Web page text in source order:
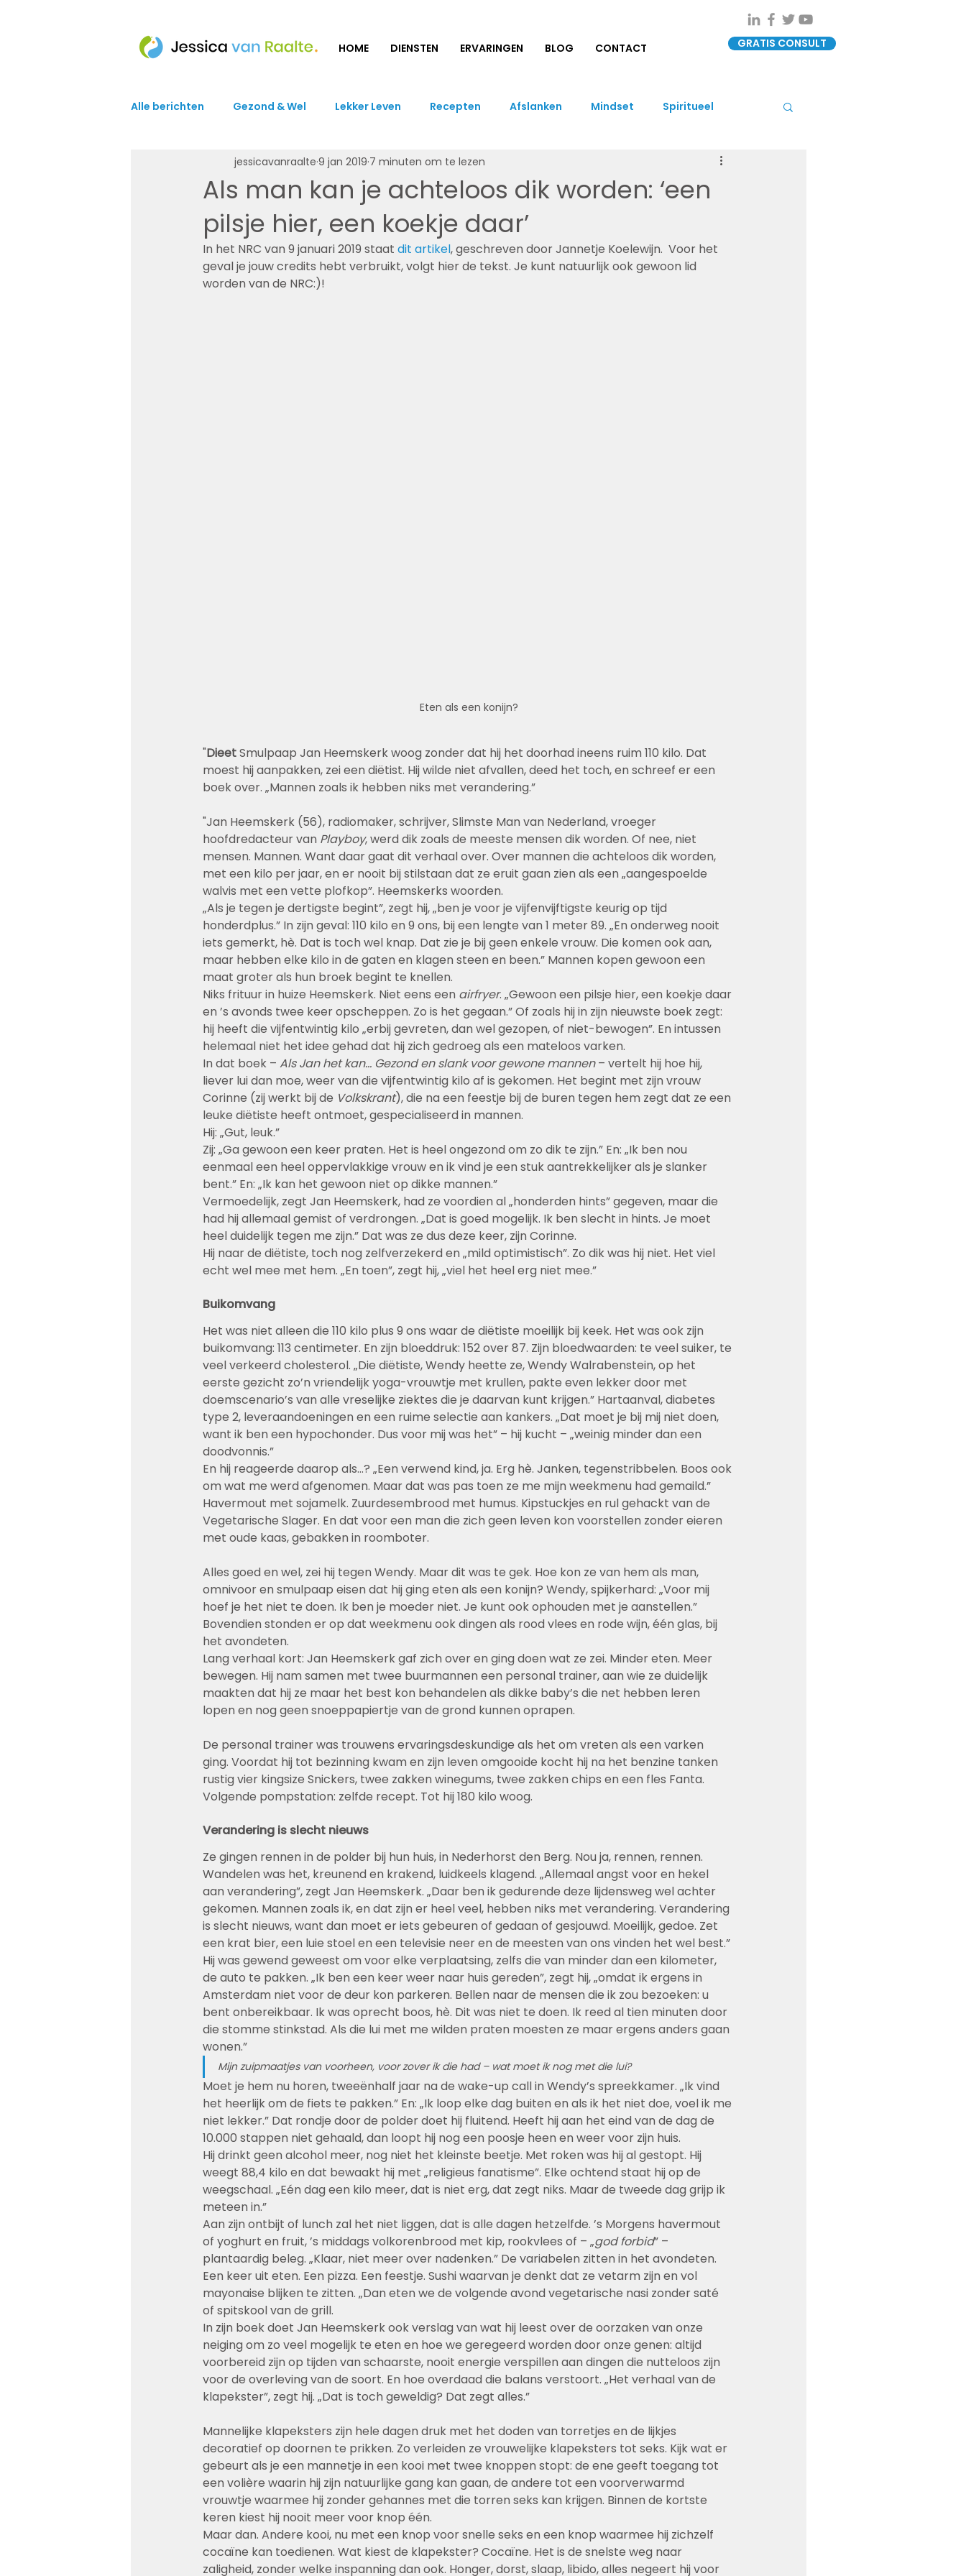
HOME DIENSTEN ERVARINGEN BLOG CONTACT GRATIS CONSULT
Alle berichten Gezond & Wel Lekker Leven Recepten Afslanken Mindset Spiritueel
Als man kan je achteloos dik worden: ‘een
pilsje hier, een koekje daar’
jessicavanraalte 9 jan 2019 7 minuten om te lezen
In het NRC van 9 januari 2019 staat dit artikel, geschreven door Jannetje Koelewijn.  Voor het
geval je jouw credits hebt verbruikt, volgt hier de tekst. Je kunt natuurlijk ook gewoon lid
worden van de NRC:)!
Eten als een konijn?
"Dieet Smulpaap Jan Heemskerk woog zonder dat hij het doorhad ineens ruim 110 kilo. Dat
moest hij aanpakken, zei een diëtist. Hij wilde niet afvallen, deed het toch, en schreef er een
boek over. „Mannen zoals ik hebben niks met verandering.”
"Jan Heemskerk (56), radiomaker, schrijver, Slimste Man van Nederland, vroeger
hoofdredacteur van Playboy, werd dik zoals de meeste mensen dik worden. Of nee, niet
mensen. Mannen. Want daar gaat dit verhaal over. Over mannen die achteloos dik worden,
met een kilo per jaar, en er nooit bij stilstaan dat ze eruit gaan zien als een „aangespoelde
walvis met een vette plofkop”. Heemskerks woorden.
„Als je tegen je dertigste begint”, zegt hij, „ben je voor je vijfenvijftigste keurig op tijd
honderdplus.” In zijn geval: 110 kilo en 9 ons, bij een lengte van 1 meter 89. „En onderweg nooit
iets gemerkt, hè. Dat is toch wel knap. Dat zie je bij geen enkele vrouw. Die komen ook aan,
maar hebben elke kilo in de gaten en klagen steen en been.” Mannen kopen gewoon een
maat groter als hun broek begint te knellen.
Niks frituur in huize Heemskerk. Niet eens een airfryer. „Gewoon een pilsje hier, een koekje daar
en ’s avonds twee keer opscheppen. Zo is het gegaan.” Of zoals hij in zijn nieuwste boek zegt:
hij heeft die vijfentwintig kilo „erbij gevreten, dan wel gezopen, of niet-bewogen”. En intussen
helemaal niet het idee gehad dat hij zich gedroeg als een mateloos varken.
In dat boek – Als Jan het kan… Gezond en slank voor gewone mannen – vertelt hij hoe hij,
liever lui dan moe, weer van die vijfentwintig kilo af is gekomen. Het begint met zijn vrouw
Corinne (zij werkt bij de Volkskrant), die na een feestje bij de buren tegen hem zegt dat ze een
leuke diëtiste heeft ontmoet, gespecialiseerd in mannen.
Hij: „Gut, leuk.”
Zij: „Ga gewoon een keer praten. Het is heel ongezond om zo dik te zijn.” En: „Ik ben nou
eenmaal een heel oppervlakkige vrouw en ik vind je een stuk aantrekkelijker als je slanker
bent.” En: „Ik kan het gewoon niet op dikke mannen.”
Vermoedelijk, zegt Jan Heemskerk, had ze voordien al „honderden hints” gegeven, maar die
had hij allemaal gemist of verdrongen. „Dat is goed mogelijk. Ik ben slecht in hints. Je moet
heel duidelijk tegen me zijn.” Dat was ze dus deze keer, zijn Corinne.
Hij naar de diëtiste, toch nog zelfverzekerd en „mild optimistisch”. Zo dik was hij niet. Het viel
echt wel mee met hem. „En toen”, zegt hij, „viel het heel erg niet mee.”
Buikomvang
Het was niet alleen die 110 kilo plus 9 ons waar de diëtiste moeilijk bij keek. Het was ook zijn
buikomvang: 113 centimeter. En zijn bloeddruk: 152 over 87. Zijn bloedwaarden: te veel suiker, te
veel verkeerd cholesterol. „Die diëtiste, Wendy heette ze, Wendy Walrabenstein, op het
eerste gezicht zo’n vriendelijk yoga-vrouwtje met krullen, pakte even lekker door met
doemscenario’s van alle vreselijke ziektes die je daarvan kunt krijgen.” Hartaanval, diabetes
type 2, leveraandoeningen en een ruime selectie aan kankers. „Dat moet je bij mij niet doen,
want ik ben een hypochonder. Dus voor mij was het” – hij kucht – „weinig minder dan een
doodvonnis.”
En hij reageerde daarop als…? „Een verwend kind, ja. Erg hè. Janken, tegenstribbelen. Boos ook
om wat me werd afgenomen. Maar dat was pas toen ze me mijn weekmenu had gemaild.”
Havermout met sojamelk. Zuurdesembrood met humus. Kipstuckjes en rul gehackt van de
Vegetarische Slager. En dat voor een man die zich geen leven kon voorstellen zonder eieren
met oude kaas, gebakken in roomboter.
Alles goed en wel, zei hij tegen Wendy. Maar dit was te gek. Hoe kon ze van hem als man,
omnivoor en smulpaap eisen dat hij ging eten als een konijn? Wendy, spijkerhard: „Voor mij
hoef je het niet te doen. Ik ben je moeder niet. Je kunt ook ophouden met je aanstellen.”
Bovendien stonden er op dat weekmenu ook dingen als rood vlees en rode wijn, één glas, bij
het avondeten.
Lang verhaal kort: Jan Heemskerk gaf zich over en ging doen wat ze zei. Minder eten. Meer
bewegen. Hij nam samen met twee buurmannen een personal trainer, aan wie ze duidelijk
maakten dat hij ze maar het best kon behandelen als dikke baby’s die net hebben leren
lopen en nog geen snoeppapiertje van de grond kunnen oprapen.
De personal trainer was trouwens ervaringsdeskundige als het om vreten als een varken
ging. Voordat hij tot bezinning kwam en zijn leven omgooide kocht hij na het benzine tanken
rustig vier kingsize Snickers, twee zakken winegums, twee zakken chips en een fles Fanta.
Volgende pompstation: zelfde recept. Tot hij 180 kilo woog.
Verandering is slecht nieuws
Ze gingen rennen in de polder bij hun huis, in Nederhorst den Berg. Nou ja, rennen, rennen.
Wandelen was het, kreunend en krakend, luidkeels klagend. „Allemaal angst voor en hekel
aan verandering”, zegt Jan Heemskerk. „Daar ben ik gedurende deze lijdensweg wel achter
gekomen. Mannen zoals ik, en dat zijn er heel veel, hebben niks met verandering. Verandering
is slecht nieuws, want dan moet er iets gebeuren of gedaan of gesjouwd. Moeilijk, gedoe. Zet
een krat bier, een luie stoel en een televisie neer en de meesten van ons vinden het wel best.”
Hij was gewend geweest om voor elke verplaatsing, zelfs die van minder dan een kilometer,
de auto te pakken. „Ik ben een keer weer naar huis gereden”, zegt hij, „omdat ik ergens in
Amsterdam niet voor de deur kon parkeren. Bellen naar de mensen die ik zou bezoeken: u
bent onbereikbaar. Ik was oprecht boos, hè. Dit was niet te doen. Ik reed al tien minuten door
die stomme stinkstad. Als die lui met me wilden praten moesten ze maar ergens anders gaan
wonen.”
Mijn zuipmaatjes van voorheen, voor zover ik die had – wat moet ik nog met die lui?
Moet je hem nu horen, tweeënhalf jaar na de wake-up call in Wendy’s spreekkamer. „Ik vind
het heerlijk om de fiets te pakken.” En: „Ik loop elke dag buiten en als ik het niet doe, voel ik me
niet lekker.” Dat rondje door de polder doet hij fluitend. Heeft hij aan het eind van de dag de
10.000 stappen niet gehaald, dan loopt hij nog een poosje heen en weer voor zijn huis.
Hij drinkt geen alcohol meer, nog niet het kleinste beetje. Met roken was hij al gestopt. Hij
weegt 88,4 kilo en dat bewaakt hij met „religieus fanatisme”. Elke ochtend staat hij op de
weegschaal. „Eén dag een kilo meer, dat is niet erg, dat zegt niks. Maar de tweede dag grijp ik
meteen in.”
Aan zijn ontbijt of lunch zal het niet liggen, dat is alle dagen hetzelfde. ’s Morgens havermout
of yoghurt en fruit, ’s middags volkorenbrood met kip, rookvlees of – „god forbid” –
plantaardig beleg. „Klaar, niet meer over nadenken.” De variabelen zitten in het avondeten.
Een keer uit eten. Een pizza. Een feestje. Sushi waarvan je denkt dat ze vetarm zijn en vol
mayonaise blijken te zitten. „Dan eten we de volgende avond vegetarische nasi zonder saté
of spitskool van de grill.
In zijn boek doet Jan Heemskerk ook verslag van wat hij leest over de oorzaken van onze
neiging om zo veel mogelijk te eten en hoe we geregeerd worden door onze genen: altijd
voorbereid zijn op tijden van schaarste, nooit energie verspillen aan dingen die nutteloos zijn
voor de overleving van de soort. En hoe overdaad die balans verstoort. „Het verhaal van de
klapekster”, zegt hij. „Dat is toch geweldig? Dat zegt alles.”
Mannelijke klapeksters zijn hele dagen druk met het doden van torretjes en de lijkjes
decoratief op doornen te prikken. Zo verleiden ze vrouwelijke klapeksters tot seks. Kijk wat er
gebeurt als je een mannetje in een kooi met twee knoppen stopt: de ene geeft toegang tot
een volière waarin hij zijn natuurlijke gang kan gaan, de andere tot een voorverwarmd
vrouwtje waarmee hij zonder gehannes met die torren seks kan krijgen. Binnen de kortste
keren kiest hij nooit meer voor knop één.
Maar dan. Andere kooi, nu met een knop voor snelle seks en een knop waarmee hij zichzelf
cocaïne kan toedienen. Wat kiest de klapekster? Cocaïne. Het is de snelste weg naar
zaligheid, zonder welke inspanning dan ook. Honger, dorst, slaap, libido, alles negeert hij voor